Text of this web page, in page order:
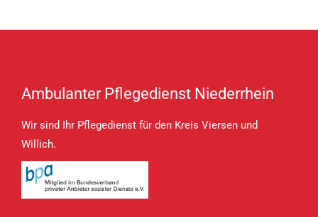
Ambulanter Pflegedienst Niederrhein
Wir sind Ihr Pflegedienst für den Kreis Viersen und
Willich.